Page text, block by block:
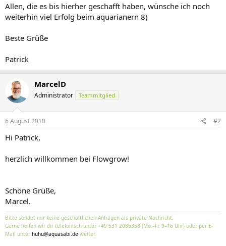
Allen, die es bis hierher geschafft haben, wünsche ich noch
weiterhin viel Erfolg beim aquarianern 8)
Beste Grüße
Patrick
MarcelD
Administrator Teammitglied
6 August 2010 #2
Hi Patrick,
herzlich willkommen bei Flowgrow!
Schöne Grüße,
Marcel.
Bitte sendet mir keine geschäftlichen Anfragen als private Nachricht.
Gerne helfen wir dir telefonisch unter +49 531 2086358 (Mo.–Fr. 9–16 Uhr) oder per E-
Mail unter huhu@aquasabi.de weiter.